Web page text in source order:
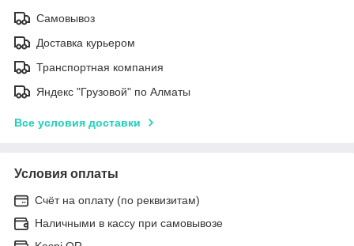
Самовывоз
Доставка курьером
Транспортная компания
Яндекс "Грузовой" по Алматы
Все условия доставки
Условия оплаты
Счёт на оплату (по реквизитам)
Наличными в кассу при самовывозе